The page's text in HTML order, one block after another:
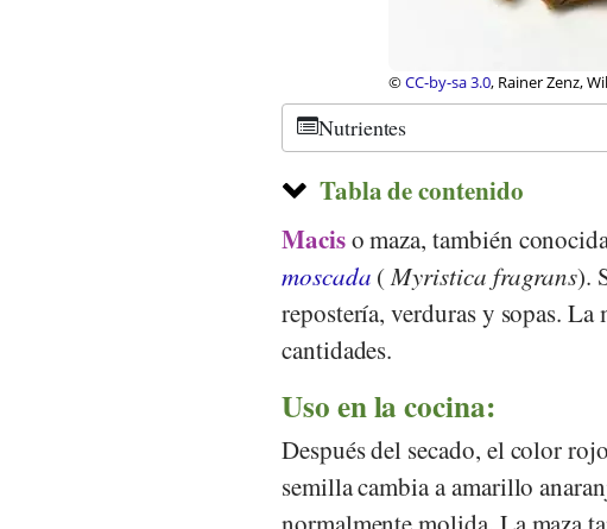
©GFDL 1.2, Alexander Daniel,
Nutrientes
Tabla de contenido
Maciso maza, también
moscada (Myristica fragrans).
repostería, verduras y sopas.
cantidades.
Uso en la cocina:
Después del secado, el color
semilla cambia a amarillo